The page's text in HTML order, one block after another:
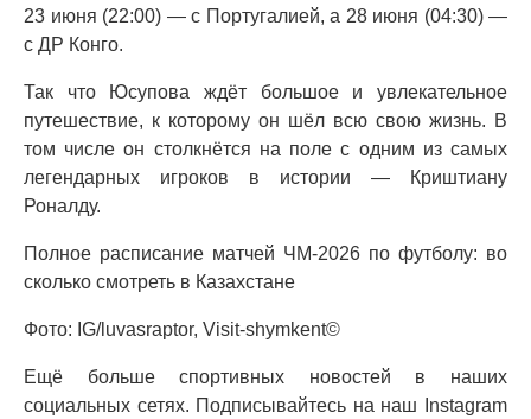
23 июня (22:00) — с Португалией, а 28 июня (04:30) —
с ДР Конго.
Так что Юсупова ждёт большое и увлекательное
путешествие, к которому он шёл всю свою жизнь. В
том числе он столкнётся на поле с одним из самых
легендарных игроков в истории — Криштиану
Роналду.
Полное расписание матчей ЧМ-2026 по футболу: во
сколько смотреть в Казахстане
Фото: IG/luvasraptor, Visit-shymkent©️
Ещё больше спортивных новостей в наших
социальных сетях. Подписывайтесь на наш Instagram